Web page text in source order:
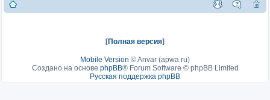
[Полная версия]
Mobile Version ©Anvar (apwa.ru)
Создано на основе phpBB® Forum Software © phpBB Limited
Русская поддержка phpBB